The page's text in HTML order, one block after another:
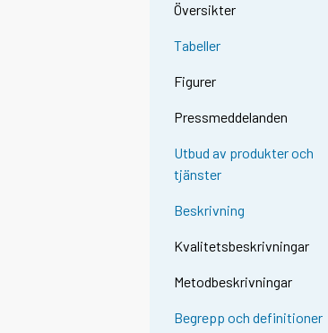
Översikter
Tabeller
Figurer
Pressmeddelanden
Utbud av produkter och
tjänster
Beskrivning
Kvalitetsbeskrivningar
Metodbeskrivningar
Begrepp och definitioner